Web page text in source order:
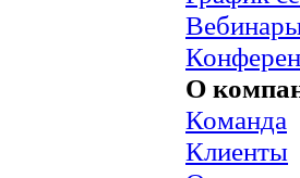
О
Команда
Клиенты